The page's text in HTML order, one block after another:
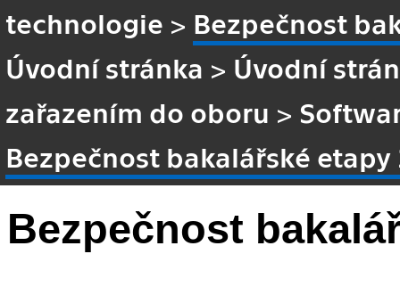
technologie > Bezpečnost
Úvodní stránka > Úvodní
zařazením do oboru >
Bezpečnost bakalářské etapy
Bezpečnost